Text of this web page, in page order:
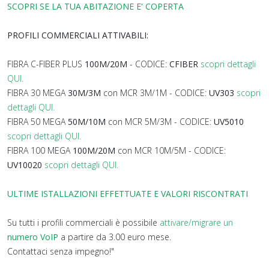
SCOPRI SE LA TUA ABITAZIONE E' COPERTA
PROFILI COMMERCIALI ATTIVABILI:
FIBRA C-FIBER PLUS 100M/20M - CODICE: CFIBER scopri dettagli
QUI.
FIBRA 30 MEGA30M/3M con MCR 3M/1M - CODICE: UV303 scopri
dettagli QUI.
FIBRA 50 MEGA50M/10M con MCR 5M/3M - CODICE: UV5010
scopri dettagli QUI.
FIBRA 100 MEGA 100M/20M con MCR 10M/5M - CODICE:
UV10020 scopri dettagli QUI.
ULTIME ISTALLAZIONI EFFETTUATE E VALORI RISCONTRATI
Su tutti i profili commerciali è possibile attivare/migrare un
numero VoIP a partire da 3.00 euro mese.
Contattaci senza impegno!"